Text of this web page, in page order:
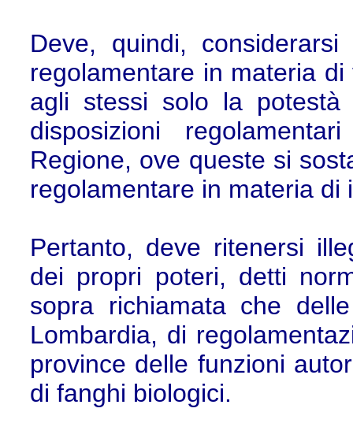
Deve, quindi,
regolamentare in materia
agli stessi solo la
disposizioni
Regione, ove queste si
regolamentare in materia di
Pertanto, deve ritenersi
dei propri poteri, detti
sopra richiamata che
Lombardia, di
province delle funzioni
di fanghi biologici.